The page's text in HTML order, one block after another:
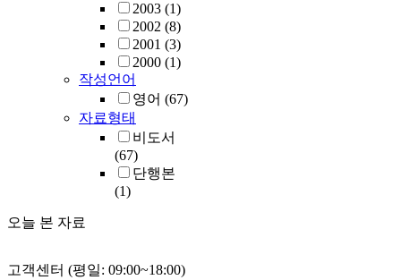
2003 (1)
2002 (8)
2001 (3)
2000 (1)
작성언어
영어 (67)
자료형태
비도서
(67)
단행본
(1)
오늘 본 자료
고객센터 (평일: 09:00~18:00)